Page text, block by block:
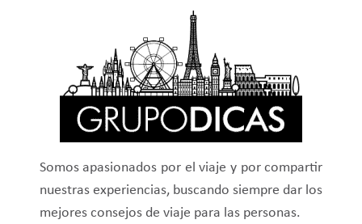
Somos apasionados por el viaje y por compartir
nuestras experiencias, buscando siempre dar los
mejores consejos de viaje para las personas.